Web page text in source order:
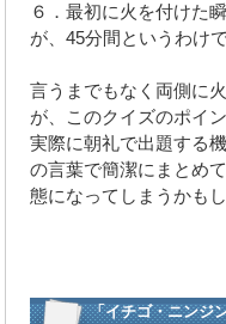
６．最初に火を付けた
が、45分間というわけで
言うまでもなく両側に
が、このクイズのポイン
実際に朝礼で出題する
の言葉で簡潔にまとめ
態になってしまうかもし
「イチゴ・ニンジ